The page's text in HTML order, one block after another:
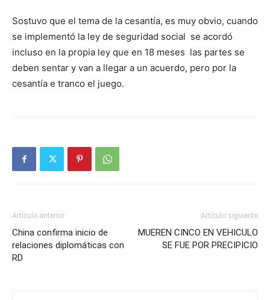
Sostuvo que el tema de la cesantía, es muy obvio, cuando
se implementó la ley de seguridad social se acordó
incluso en la propia ley que en 18 meses las partes se
deben sentar y van a llegar a un acuerdo, pero por la
cesantía e tranco el juego.
Artículo anterior
China confirma inicio de
relaciones diplomáticas con
RD
Artículo siguiente
MUEREN CINCO EN VEHICULO
SE FUE POR PRECIPICIO